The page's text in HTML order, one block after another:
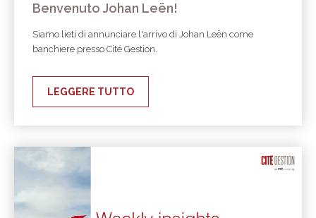
Benvenuto Johan Leën!
Siamo lieti di annunciare l'arrivo di Johan Leën come
banchiere presso Cité Gestion.
LEGGERE TUTTO